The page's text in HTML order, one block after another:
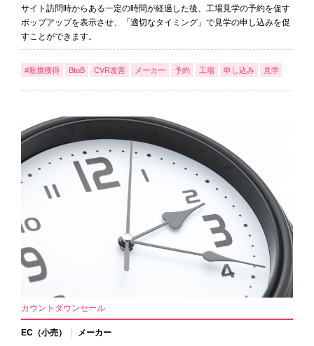
サイト訪問時からある一定の時間が経過した後、工場見学の予約を促す
ポップアップを表示させ、「適切なタイミング」で見学の申し込みを促
すことができます。
#新規獲得 BtoB CVR改善 メーカー 予約 工場 申し込み 見学
カウントダウンセール
EC（小売）
メーカー